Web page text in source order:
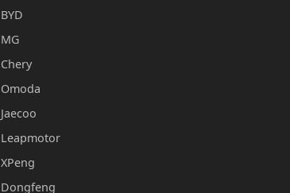
BYD
MG
Chery
Omoda
Jaecoo
Leapmotor
XPeng
Dongfeng